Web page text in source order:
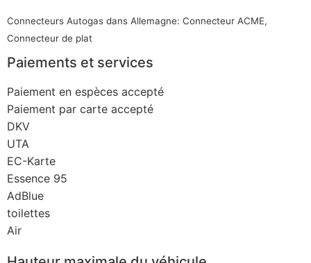
Connecteurs Autogas dans Allemagne: Connecteur ACME,
Connecteur de plat
Paiements et services
Paiement en espèces accepté
Paiement par carte accepté
DKV
UTA
EC-Karte
Essence 95
AdBlue
toilettes
Air